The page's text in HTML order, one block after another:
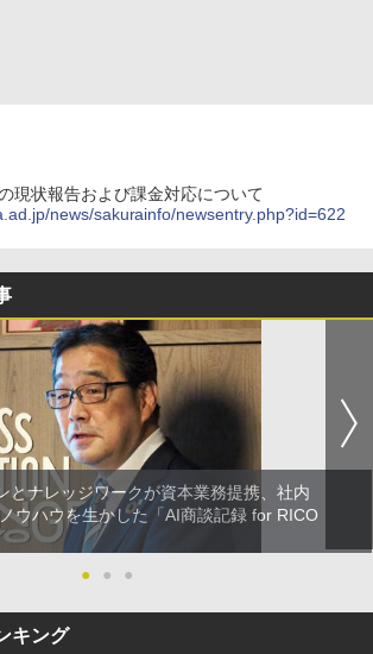
現状報告および課金対応について
news/sakurainfo/newsentry.php?id=622
とナレッジワークが資本業務提携、社内
ウハウを生かした「AI商談記録 for RICO
●
● ●
キング